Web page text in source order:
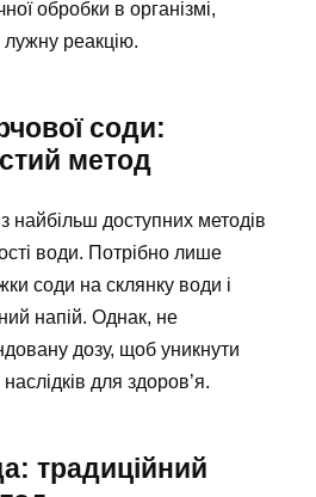
обробки в організмі,
реакцію.
соди:
метод
найбільш доступних методів
води. Потрібно лише
соди на склянку води і
напій. Однак, не
дозу, щоб уникнути
для здоров’я.
традиційний